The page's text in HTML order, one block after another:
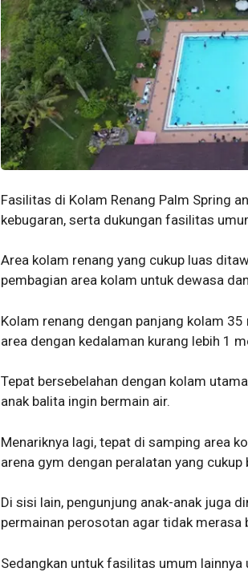
Fasilitas di Kolam Renang Palm Spring
kebugaran, serta dukungan fasilitas
Area kolam renang yang cukup luas
pembagian area kolam untuk dewasa
Kolam renang dengan panjang kolam
area dengan kedalaman kurang lebih 1
Tepat bersebelahan dengan kolam
anak balita ingin bermain air.
Menariknya lagi, tepat di samping area
arena gym dengan peralatan yang
Di sisi lain, pengunjung anak-anak juga
permainan perosotan agar tidak merasa
Sedangkan untuk fasilitas umum